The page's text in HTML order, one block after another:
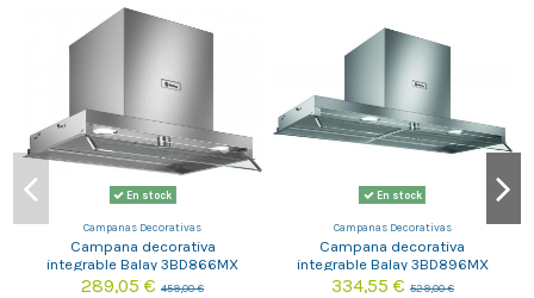
En stock
Campanas Decorativas
Campana decorativa
integrable Balay 3BD866MX
289,05 €459,00 €
En stock
Campanas Decorativas
Campana decorativa
integrable Balay 3BD896MX
334,55 € 529,00 €